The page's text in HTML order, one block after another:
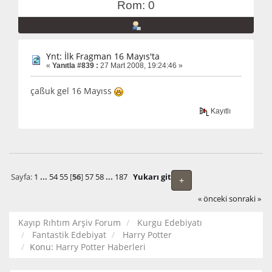
Rom: 0
Ynt: İlk Fragman 16 Mayıs'ta
« Yanıtla #839 : 27 Mart 2008, 19:24:46 »
çaßuk gel 16 Mayıss
Kayıtlı
+
Sayfa: 1 ... 54 55[56] 57 58 ... 187 Yukarı git
« önceki sonraki »
Kayıp Rıhtım Arşiv Forum
Kurgu Edebiyatı
Fantastik Edebiyat
Harry Potter
Konu: Harry Potter Haberleri